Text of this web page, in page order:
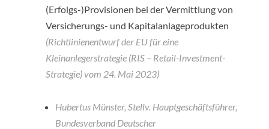
(Erfolgs-)Provisionen bei der Vermittlung von
Versicherungs- und Kapitalanlageprodukten
(Richtlinienentwurf der EU für eine
Kleinanlegerstrategie (RIS – Retail-Investment-
Strategie) vom 24. Mai 2023)
Hubertus Münster, Stellv. Hauptgeschäftsführer,
Bundesverband Deutscher